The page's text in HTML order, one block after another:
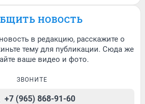
НОВОСТЬ
в редакцию, расскажите о
тему для публикации. Сюда же
ваше видео и фото.
ЗВОНИТЕ
+7 (965) 868-91-60